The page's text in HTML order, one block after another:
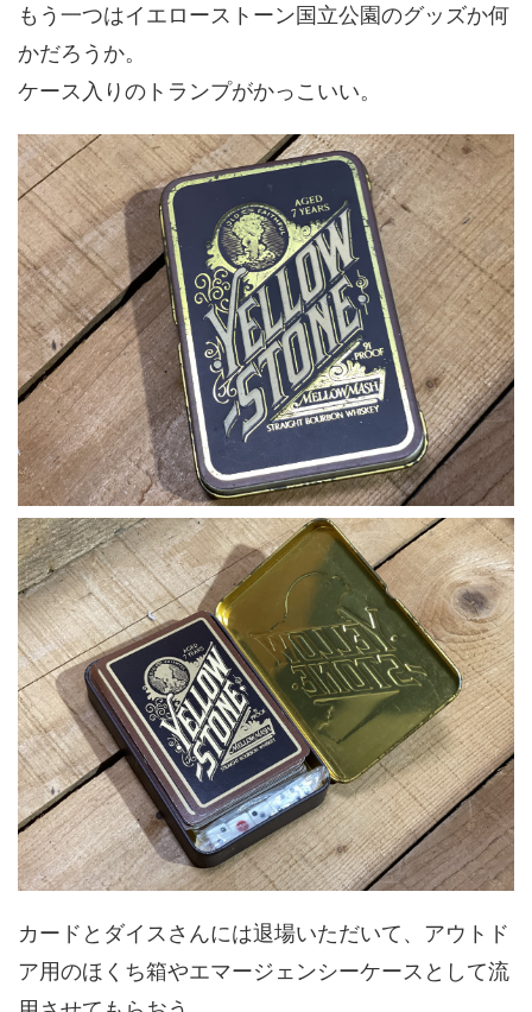
もう一つはイエローストーン国立公園のグッズか何
かだろうか。
ケース入りのトランプがかっこいい。
カードとダイスさんには退場いただいて、アウトド
ア用のほくち箱やエマージェンシーケースとして流